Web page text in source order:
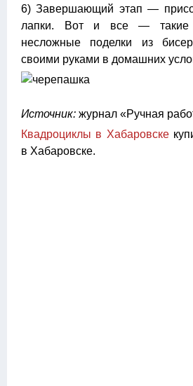
6) Завершающий этап —
лапки. Вот и все — такие
несложные поделки из
своими руками в домашних
Источник: журнал «Ручная
Квадроциклы в Хабаровске
в Хабаровске.